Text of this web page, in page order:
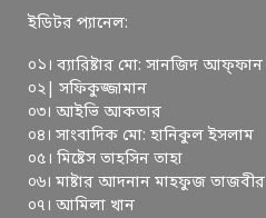
ইডিটর প্যানেল:
০১। ব্যারিষ্টার মো: সানজিদ আফ্ফান
০২| সফিকুজ্জামান
০৩। আইভি আকতার
০৪। সাংবাদিক মো: হানিকুল ইসলাম
০৫। মিষ্টেস তাহসিন তাহা
০৬। মাষ্টার আদনান মাহফুজ তাজবীর
০৭। আমিলা খান